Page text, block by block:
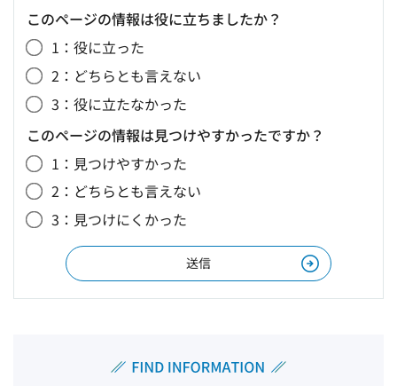
このページの情報は役に立ちましたか？
1：役に立った
2：どちらとも言えない
3：役に立たなかった
このページの情報は見つけやすかったですか？
1：見つけやすかった
2：どちらとも言えない
3：見つけにくかった